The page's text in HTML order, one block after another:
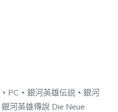
、 PC 、 銀河英雄伝説 、 銀河
銀河英雄傳說 Die Neue